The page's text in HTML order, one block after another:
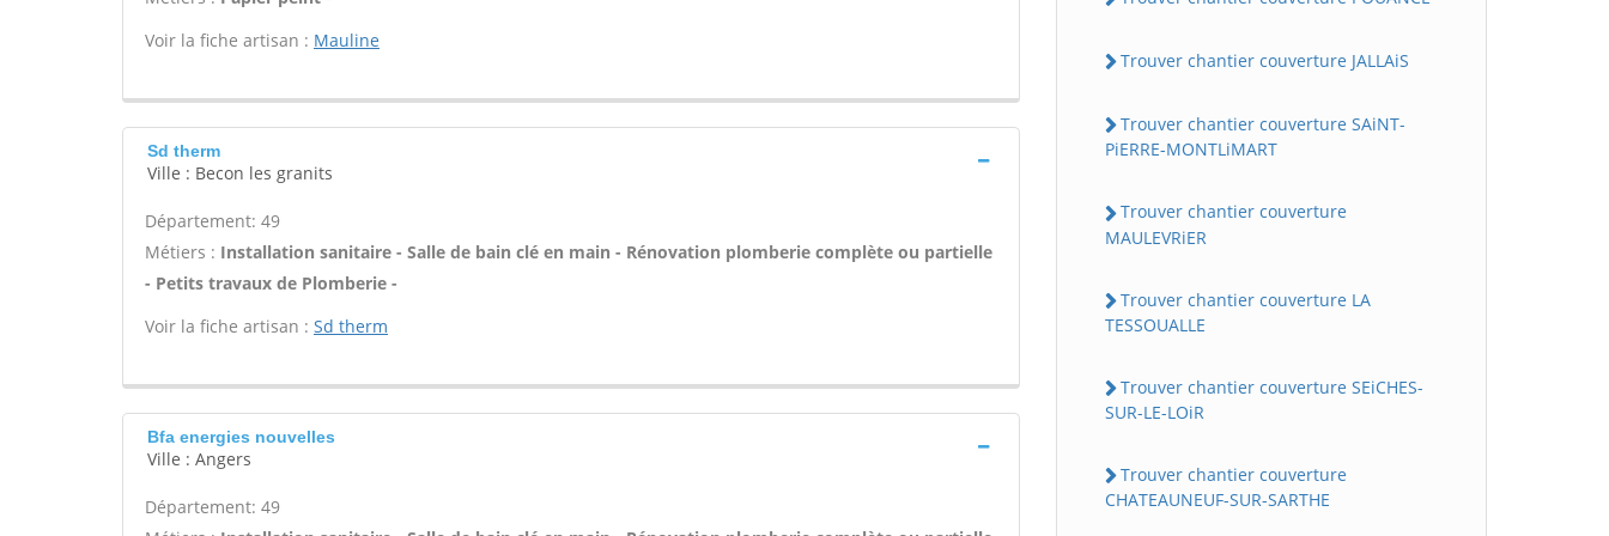
Voir la fiche artisan : Mauline
Sd therm
Ville : Becon les granits
Département: 49
Métiers : Installation sanitaire - Salle de bain clé en main - Rénovation plomberie complète ou partielle
- Petits travaux de Plomberie -
Voir la fiche artisan : Sd therm
Bfa energies nouvelles
Ville : Angers
Département: 49
Trouver chantier couverture JALLAiS
Trouver chantier couverture SAiNT-
PiERRE-MONTLiMART
Trouver chantier couverture
MAULEVRiER
Trouver chantier couverture LA
TESSOUALLE
Trouver chantier couverture SEiCHES-
SUR-LE-LOiR
Trouver chantier couverture
CHATEAUNEUF-SUR-SARTHE